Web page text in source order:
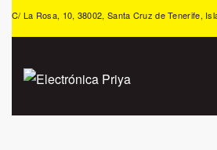
C/ La Rosa, 10, 38002, Santa Cruz de Tenerife,